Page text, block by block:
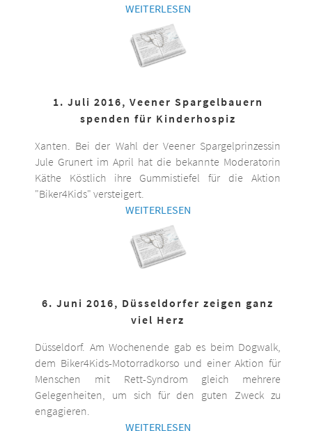
WEITERLESEN
1. Juli 2016, Veener Spargelbauern
spenden für Kinderhospiz
Xanten. Bei der Wahl der Veener Spargelprinzessin
Jule Grunert im April hat die bekannte Moderatorin
Käthe Köstlich ihre Gummistiefel für die Aktion
"Biker4Kids" versteigert.
WEITERLESEN
6. Juni 2016, Düsseldorfer zeigen ganz
viel Herz
Düsseldorf. Am Wochenende gab es beim Dogwalk,
dem Biker4Kids-Motorradkorso und einer Aktion für
Menschen mit Rett-Syndrom gleich mehrere
Gelegenheiten, um sich für den guten Zweck zu
engagieren.
WEITERLESEN